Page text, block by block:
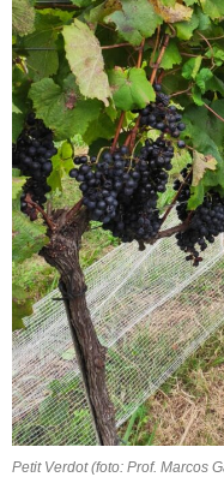
Petit Verdot (foto: Prof. Marcos